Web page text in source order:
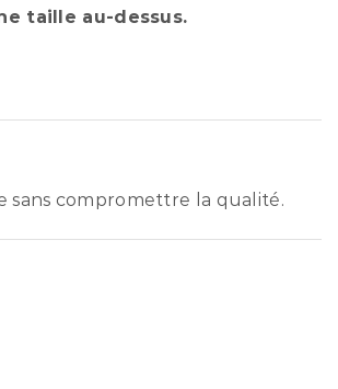
taille au-dessus.
sans compromettre la qualité.